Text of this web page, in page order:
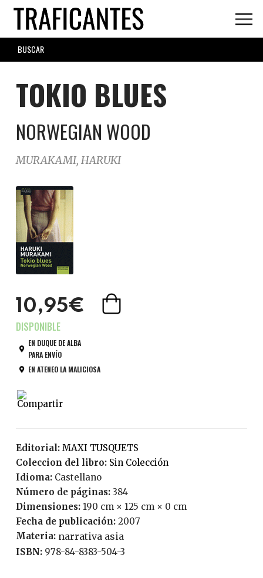
Skip
main
content
SEARCH
FORM
TOKIO BLUES
NORWEGIAN WOOD
MURAKAMI, HARUKI
10,95€
EN DUQUE DE ALBA
PARA ENVÍO
EN ATENEO LA MALICIOSA
Editorial:
MAXI TUSQUETS
Coleccion del libro:
Sin Colección
Idioma:
Castellano
Número de páginas:
384
Dimensiones: 190 cm × 125 cm × 0 cm
Fecha de publicación:
2007
Materia: narrativa asia
ISBN: 978-84-8383-504-3